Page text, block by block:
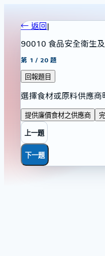
← 返回|
90010 食品安全衛生
第 1 / 20 題
回報題目
選擇食材或原料供應
提供廉價食材之供應商
上一題
下一題